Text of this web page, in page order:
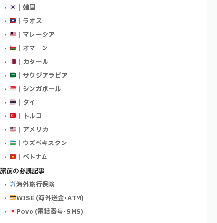
｜韓国
｜ラオス
｜マレーシア
｜オマーン
｜カタール
｜サウジアラビア
｜シンガポール
｜タイ
｜トルコ
｜アメリカ
｜ウズベキスタン
｜ベトナム
旅前の必読記事
海外旅行保険
WISE (海外送金･ATM)
Povo (電話番号･SMS)